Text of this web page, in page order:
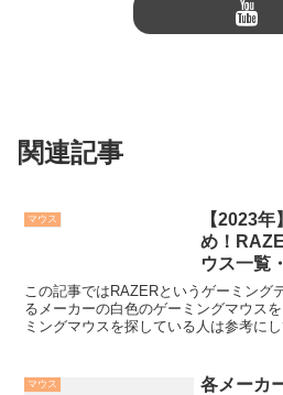
関連記事
マウス
【2023
め！
ウス一覧
この記事ではRAZERというゲーミング
るメーカーの白色のゲーミングマウス
ミングマウスを探している人は参考に
マウス
各メーカ